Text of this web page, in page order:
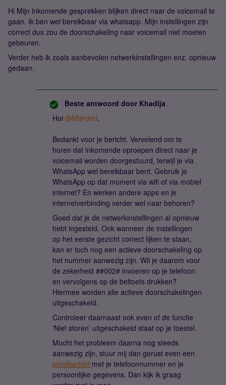
Hi Mijn inkomende gesprekken blijken direct naar de voicemail te
gaan. Ik ben wel bereikbaar via whatsapp. Mijn instellingen zijn
correct dus zou de doorschakeling naar voicemail niet moeten
gebeuren.
Verder heb ik zoals aanbevolen netwerkinstellingen enz. opnieuw
gedaan.
Beste antwoord door Khadija
Hoi ​ @Mijndert,
Bedankt voor je bericht. Vervelend om te
horen dat inkomende oproepen direct naar je
voicemail worden doorgestuurd, terwijl je via
WhatsApp wel bereikbaar bent. Gebruik je
WhatsApp op dat moment via wifi of via mobiel
internet? En werken andere apps en je
internetverbinding verder wel naar behoren?
Goed dat je de netwerkinstellingen al opnieuw
hebt ingesteld. Ook wanneer de instellingen
op het eerste gezicht correct lijken te staan,
kan er toch nog een actieve doorschakeling op
het nummer aanwezig zijn. Wil je daarom voor
de zekerheid ##002# invoeren op je telefoon
en vervolgens op de beltoets drukken?
Hiermee worden alle actieve doorschakelingen
uitgeschakeld.
Controleer daarnaast ook even of de functie
‘Niet storen’ uitgeschakeld staat op je toestel.
Mocht het probleem daarna nog steeds
aanwezig zijn, stuur mij dan gerust even een
privébericht met je telefoonnummer en je
persoonlijke gegevens. Dan kijk ik graag